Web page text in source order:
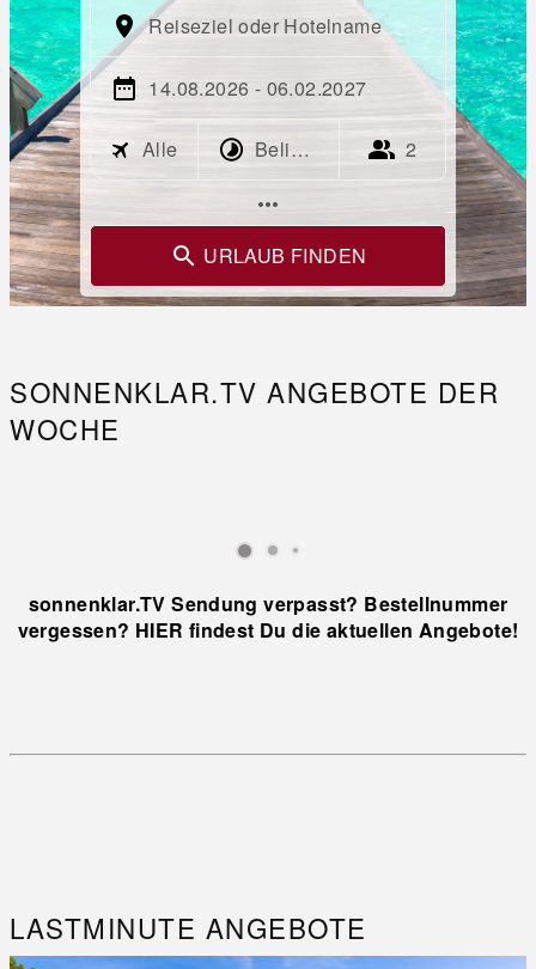
Reiseziel oder Hotelname
14.08.2026 - 06.02.2027
Alle Beliebig 2
more_horiz
URLAUB FINDEN
SONNENKLAR.TV ANGEBOTE DER
WOCHE
sonnenklar.TV Sendung verpasst? Bestellnummer
vergessen? HIER findest Du die aktuellen Angebote!
LASTMINUTE ANGEBOTE